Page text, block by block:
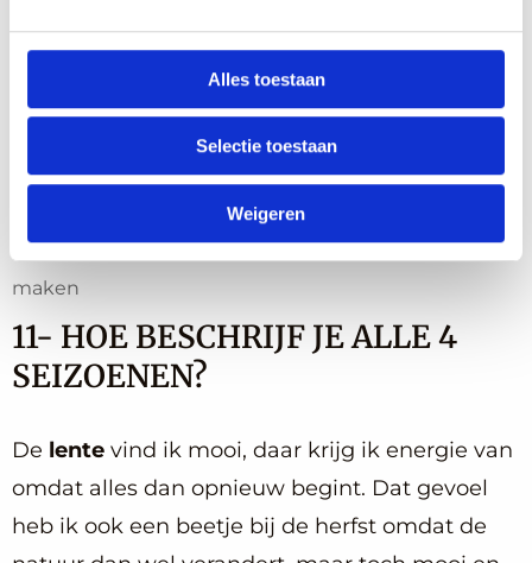
Alles toestaan
Selectie toestaan
Weigeren
maken
11- HOE BESCHRIJF JE ALLE 4
SEIZOENEN?
De lente vind ik mooi, daar krijg ik energie van
omdat alles dan opnieuw begint. Dat gevoel
heb ik ook een beetje bij de herfst omdat de